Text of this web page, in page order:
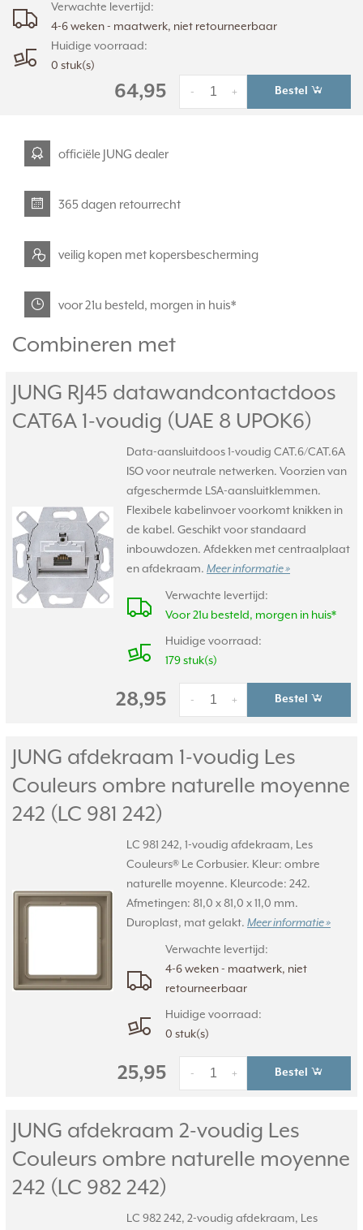
Verwachte levertijd:
4-6 weken - maatwerk, niet retourneerbaar
Huidige voorraad:
0 stuk(s)
64,95 +
- Bestel
officiële JUNG dealer
365 dagen retourrecht
veilig kopen met kopersbescherming
voor 21u besteld, morgen in huis*
Combineren met
JUNG RJ45 datawandcontactdoos
CAT6A 1-voudig (UAE 8 UPOK6)
Data-aansluitdoos 1-voudig CAT.6/CAT.6A
ISO voor neutrale netwerken. Voorzien van
afgeschermde LSA-aansluitklemmen.
Flexibele kabelinvoer voorkomt knikken in
de kabel. Geschikt voor standaard
inbouwdozen. Afdekken met centraalplaat
en afdekraam. Meer informatie »
Verwachte levertijd:
Voor 21u besteld, morgen in huis*
Huidige voorraad:
179 stuk(s)
28,95 +
- Bestel
JUNG afdekraam 1-voudig Les
Couleurs ombre naturelle moyenne
242 (LC 981 242)
LC 981 242, 1-voudig afdekraam, Les
Couleurs® Le Corbusier. Kleur: ombre
naturelle moyenne. Kleurcode: 242.
Afmetingen: 81,0 x 81,0 x 11,0 mm.
Duroplast, mat gelakt. Meer informatie »
Verwachte levertijd:
4-6 weken - maatwerk, niet
retourneerbaar
Huidige voorraad:
0 stuk(s)
25,95 +
- Bestel
JUNG afdekraam 2-voudig Les
Couleurs ombre naturelle moyenne
242 (LC 982 242)
LC 982 242, 2-voudig afdekraam, Les